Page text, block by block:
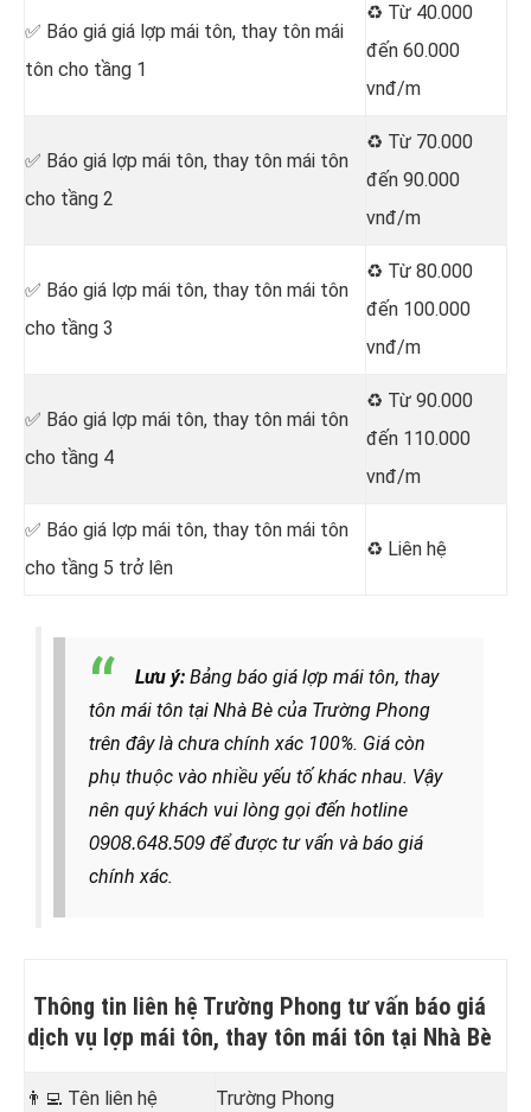
✅ Báo giá giá lợp mái tôn, thay tôn mái
tôn cho tầng 1
♻️ Từ 40.000
đến 60.000
vnđ/m
✅ Báo giá lợp mái tôn, thay tôn mái tôn
cho tầng 2
♻️ Từ 70.000
đến 90.000
vnđ/m
✅ Báo giá lợp mái tôn, thay tôn mái tôn
cho tầng 3
♻️ Từ 80.000
đến 100.000
vnđ/m
✅ Báo giá lợp mái tôn, thay tôn mái tôn
cho tầng 4
♻️ Từ 90.000
đến 110.000
vnđ/m
✅ Báo giá lợp mái tôn, thay tôn mái tôn
cho tầng 5 trở lên
♻️ Liên hệ
Lưu ý: Bảng báo giá lợp mái tôn, thay
tôn mái tôn tại Nhà Bè của Trường Phong
trên đây là chưa chính xác 100%. Giá còn
phụ thuộc vào nhiều yếu tố khác nhau. Vậy
nên quý khách vui lòng gọi đến hotline
0908.648.509 để được tư vấn và báo giá
chính xác.
Thông tin liên hệ Trường Phong tư vấn báo giá
dịch vụ lợp mái tôn, thay tôn mái tôn tại Nhà Bè
👨‍💻 Tên liên hệ Trường Phong